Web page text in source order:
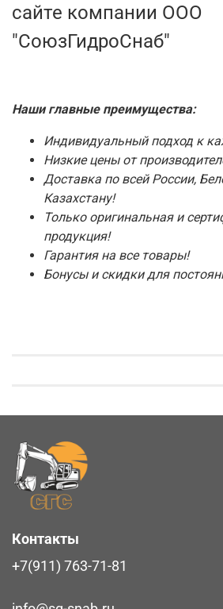
сайте компании ООО
"СоюзГидроСнаб"
Наши главные преимущества:
Индивидуальный подход к
Низкие цены от
Доставка по всей России,
Казахстану!
Только оригинальная и
продукция!
Гарантия на все товары!
Бонусы и скидки для
Контакты
+7(911) 763-71-81